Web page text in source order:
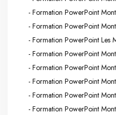
- Formation PowerPoint
- Formation PowerPoint
- Formation PowerPoint Les
- Formation PowerPoint
- Formation PowerPoint
- Formation PowerPoint
- Formation PowerPoint
- Formation PowerPoint